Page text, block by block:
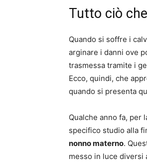
Tutto ciò
Quando si soffre i
arginare i danni ove
trasmessa tramite i
Ecco, quindi, che
quando si presenta
Qualche anno fa, per
specifico studio alla
nonno materno.
messo in luce diversi